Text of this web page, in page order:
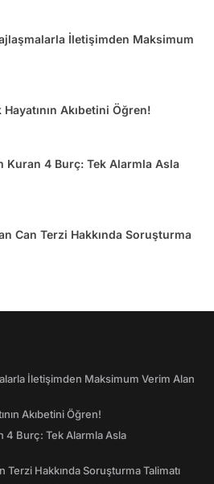
İletişimden Maksimum
Akıbetini Öğren!
Kuran 4 Burç: Tek Alarmla Asla
Can Terzi Hakkında Soruşturma
İletişimden Maksimum Verim Alan
Akıbetini Öğren!
4 Burç: Tek Alarmla Asla
Hakkında Soruşturma Talimatı